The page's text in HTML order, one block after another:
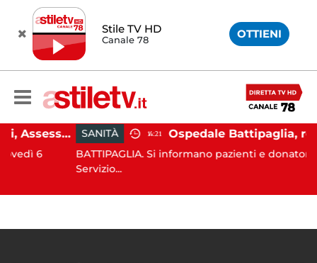
Stile TV HD
Canale 78 OTTIENI
Emergenza cinghiali, Assessora Serluca: “Al via il Tavolo tecnico permanente della Regione Campania” SANITÀ 14:21
BATTIPAGLIA. Si informano pazienti e donatori che il
Servizio...